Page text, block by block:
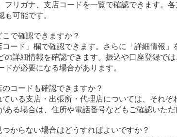
フリガナ、支店コードを一覧で確認できます。
も可能です。
で確認できますか？
ード」欄で確認できます。さらに「詳細情報
の詳細情報を確認できます。振込や口座登録で
ドが必要になる場合があります。
コードも確認できますか？
いる支店・出張所・代理店については、それ
ある場合は、住所や電話番号などもご確認いただ
つからない場合はどうすればよいですか？